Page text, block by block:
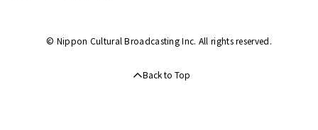
© Nippon Cultural Broadcasting Inc. All rights reserved.
Back to Top